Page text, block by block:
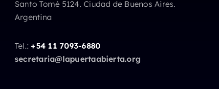
Santo Tomé 5124. Ciudad de Buenos Aires.
Argentina
Tel.:+54 11 7093-6880
secretaria@lapuertaabierta.org